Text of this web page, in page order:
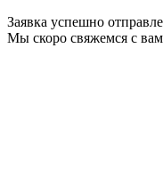
Заявка успешно
Мы скоро свяжемся с